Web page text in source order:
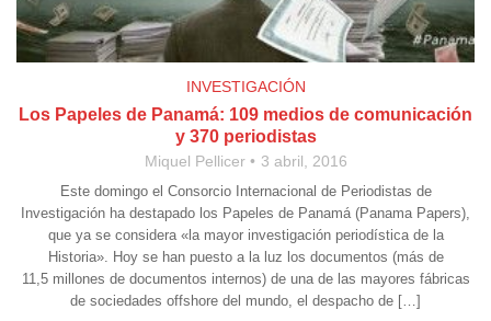
INVESTIGACIÓN
Los Papeles de Panamá: 109 medios de comunicación
y 370 periodistas
Miquel Pellicer 3 abril, 2016
Este domingo el Consorcio Internacional de Periodistas de
Investigación ha destapado los Papeles de Panamá (Panama Papers),
que ya se considera «la mayor investigación periodística de la
Historia». Hoy se han puesto a la luz los documentos (más de
11,5 millones de documentos internos) de una de las mayores fábricas
de sociedades offshore del mundo, el despacho de […]